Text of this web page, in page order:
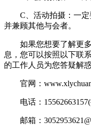
C、活动拍摄：一定
并兼顾其他与会者。
如果您想要了解更多
息，您可以按照以下联
的工作人员为您答疑解
官网：
电话：15562663157(
邮箱：